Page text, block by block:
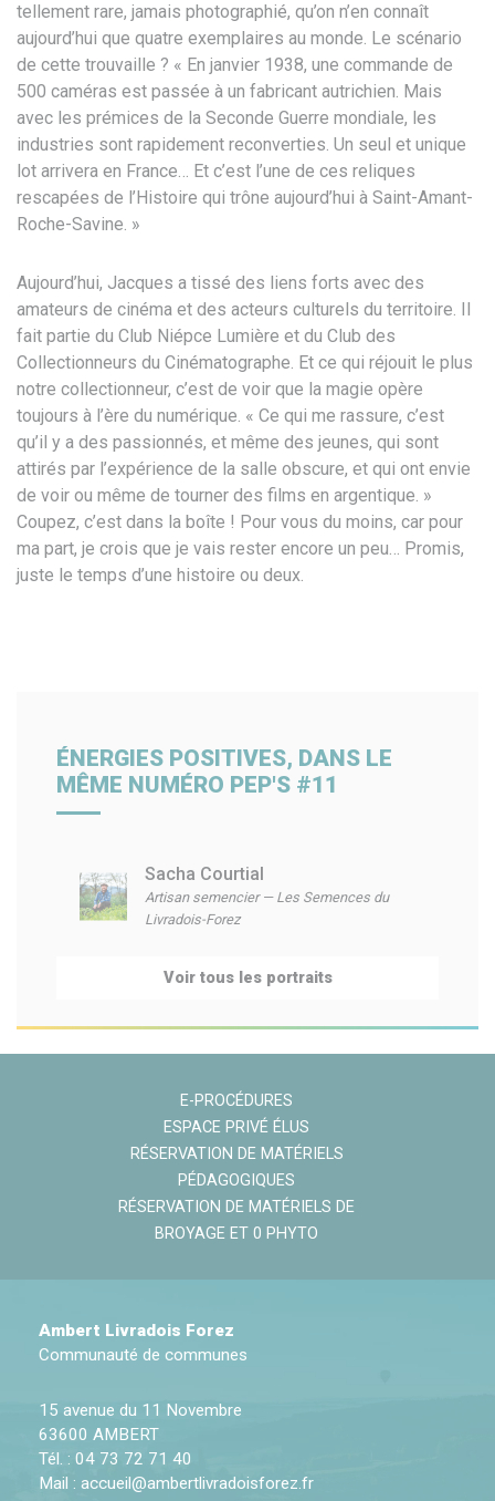
tellement rare, jamais photographié, qu’on n’en connaît
aujourd’hui que quatre exemplaires au monde. Le scénario
de cette trouvaille ? « En janvier 1938, une commande de
500 caméras est passée à un fabricant autrichien. Mais
avec les prémices de la Seconde Guerre mondiale, les
industries sont rapidement reconverties. Un seul et unique
lot arrivera en France… Et c’est l’une de ces reliques
rescapées de l’Histoire qui trône aujourd’hui à Saint-Amant-
Roche-Savine. »
Aujourd’hui, Jacques a tissé des liens forts avec des
amateurs de cinéma et des acteurs culturels du territoire. Il
fait partie du Club Niépce Lumière et du Club des
Collectionneurs du Cinématographe. Et ce qui réjouit le plus
notre collectionneur, c’est de voir que la magie opère
toujours à l’ère du numérique. « Ce qui me rassure, c’est
qu’il y a des passionnés, et même des jeunes, qui sont
attirés par l’expérience de la salle obscure, et qui ont envie
de voir ou même de tourner des films en argentique. »
Coupez, c’est dans la boîte ! Pour vous du moins, car pour
ma part, je crois que je vais rester encore un peu… Promis,
juste le temps d’une histoire ou deux.
ÉNERGIES POSITIVES, DANS LE
MÊME NUMÉRO PEP'S #11
Sacha Courtial
Artisan semencier — Les Semences du
Livradois-Forez
Voir tous les portraits
E-PROCÉDURES
ESPACE PRIVÉ ÉLUS
RÉSERVATION DE MATÉRIELS
PÉDAGOGIQUES
RÉSERVATION DE MATÉRIELS DE
BROYAGE ET 0 PHYTO
Ambert Livradois Forez
Communauté de communes
15 avenue du 11 Novembre
63600 AMBERT
Tél. : 04 73 72 71 40
Mail : accueil@ambertlivradoisforez.fr